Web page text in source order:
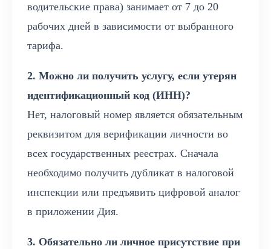
водительские права) занимает от 7 до 20
рабочих дней в зависимости от выбранного
тарифа.
2. Можно ли получить услугу, если утерян
идентификационный код (ИНН)?
Нет, налоговый номер является обязательным
реквизитом для верификации личности во
всех государственных реестрах. Сначала
необходимо получить дубликат в налоговой
инспекции или предъявить цифровой аналог
в приложении Дия.
3. Обязательно ли личное присутствие при